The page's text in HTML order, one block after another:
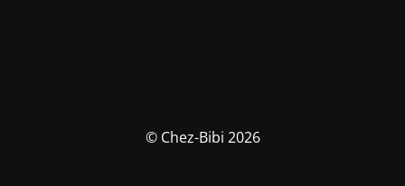
© Chez-Bibi 2026